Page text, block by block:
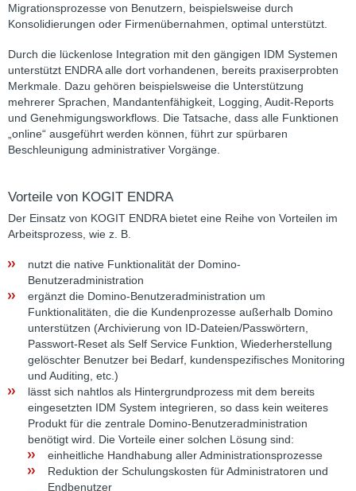
Migrationsprozesse von Benutzern, beispielsweise durch
Konsolidierungen oder Firmenübernahmen, optimal unterstützt.
Durch die lückenlose Integration mit den gängigen IDM Systemen
unterstützt ENDRA alle dort vorhandenen, bereits praxiserprobten
Merkmale. Dazu gehören beispielsweise die Unterstützung
mehrerer Sprachen, Mandantenfähigkeit, Logging, Audit-Reports
und Genehmigungsworkflows. Die Tatsache, dass alle Funktionen
„online“ ausgeführt werden können, führt zur spürbaren
Beschleunigung administrativer Vorgänge.
Vorteile von KOGIT ENDRA
Der Einsatz von KOGIT ENDRA bietet eine Reihe von Vorteilen im
Arbeitsprozess, wie z. B.
nutzt die native Funktionalität der Domino-
Benutzeradministration
ergänzt die Domino-Benutzeradministration um
Funktionalitäten, die die Kundenprozesse außerhalb Domino
unterstützen (Archivierung von ID-Dateien/Passwörtern,
Passwort-Reset als Self Service Funktion, Wiederherstellung
gelöschter Benutzer bei Bedarf, kundenspezifisches Monitoring
und Auditing, etc.)
lässt sich nahtlos als Hintergrundprozess mit dem bereits
eingesetzten IDM System integrieren, so dass kein weiteres
Produkt für die zentrale Domino-Benutzeradministration
benötigt wird. Die Vorteile einer solchen Lösung sind:
einheitliche Handhabung aller Administrationsprozesse
Reduktion der Schulungskosten für Administratoren und
Endbenutzer